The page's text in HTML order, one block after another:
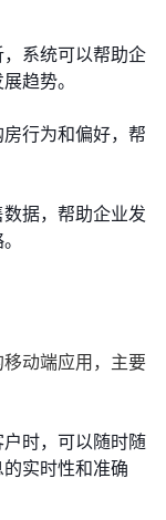
系统可以帮助企
趋势。
行为和偏好，帮
据，帮助企业发
动端应用，主要
时，可以随时随
实时性和准确